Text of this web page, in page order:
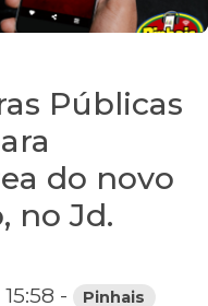
Públicas
do novo
no Jd.
- Pinhais